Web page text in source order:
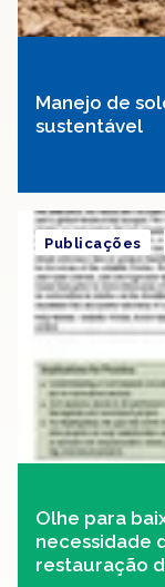
Manejo de
sustentável
Olhe para
necessidade
restauração
Publicações